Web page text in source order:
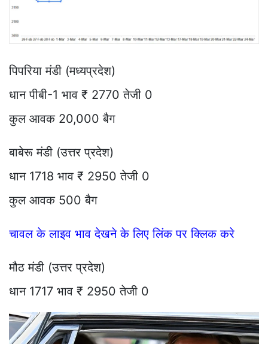
पिपरिया मंडी (मध्यप्रदेश)
धान पीबी-1 भाव ₹ 2770 तेजी 0
कुल आवक 20,000 बैग
बाबेरू मंडी (उत्तर प्रदेश)
धान 1718 भाव ₹ 2950 तेजी 0
कुल आवक 500 बैग
चावल के लाइव भाव देखने के लिए लिंक पर क्लिक करे
मौठ मंडी (उत्तर प्रदेश)
धान 1717 भाव ₹ 2950 तेजी 0